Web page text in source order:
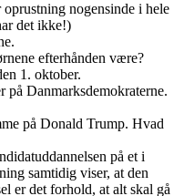
nogensinde i hele
det ikke!)
efterhånden være?
1. oktober.
på Danmarksdemokraterne.
på Donald Trump. Hvad
på et i
samtidig viser, at den
er det forhold, at alt skal gå